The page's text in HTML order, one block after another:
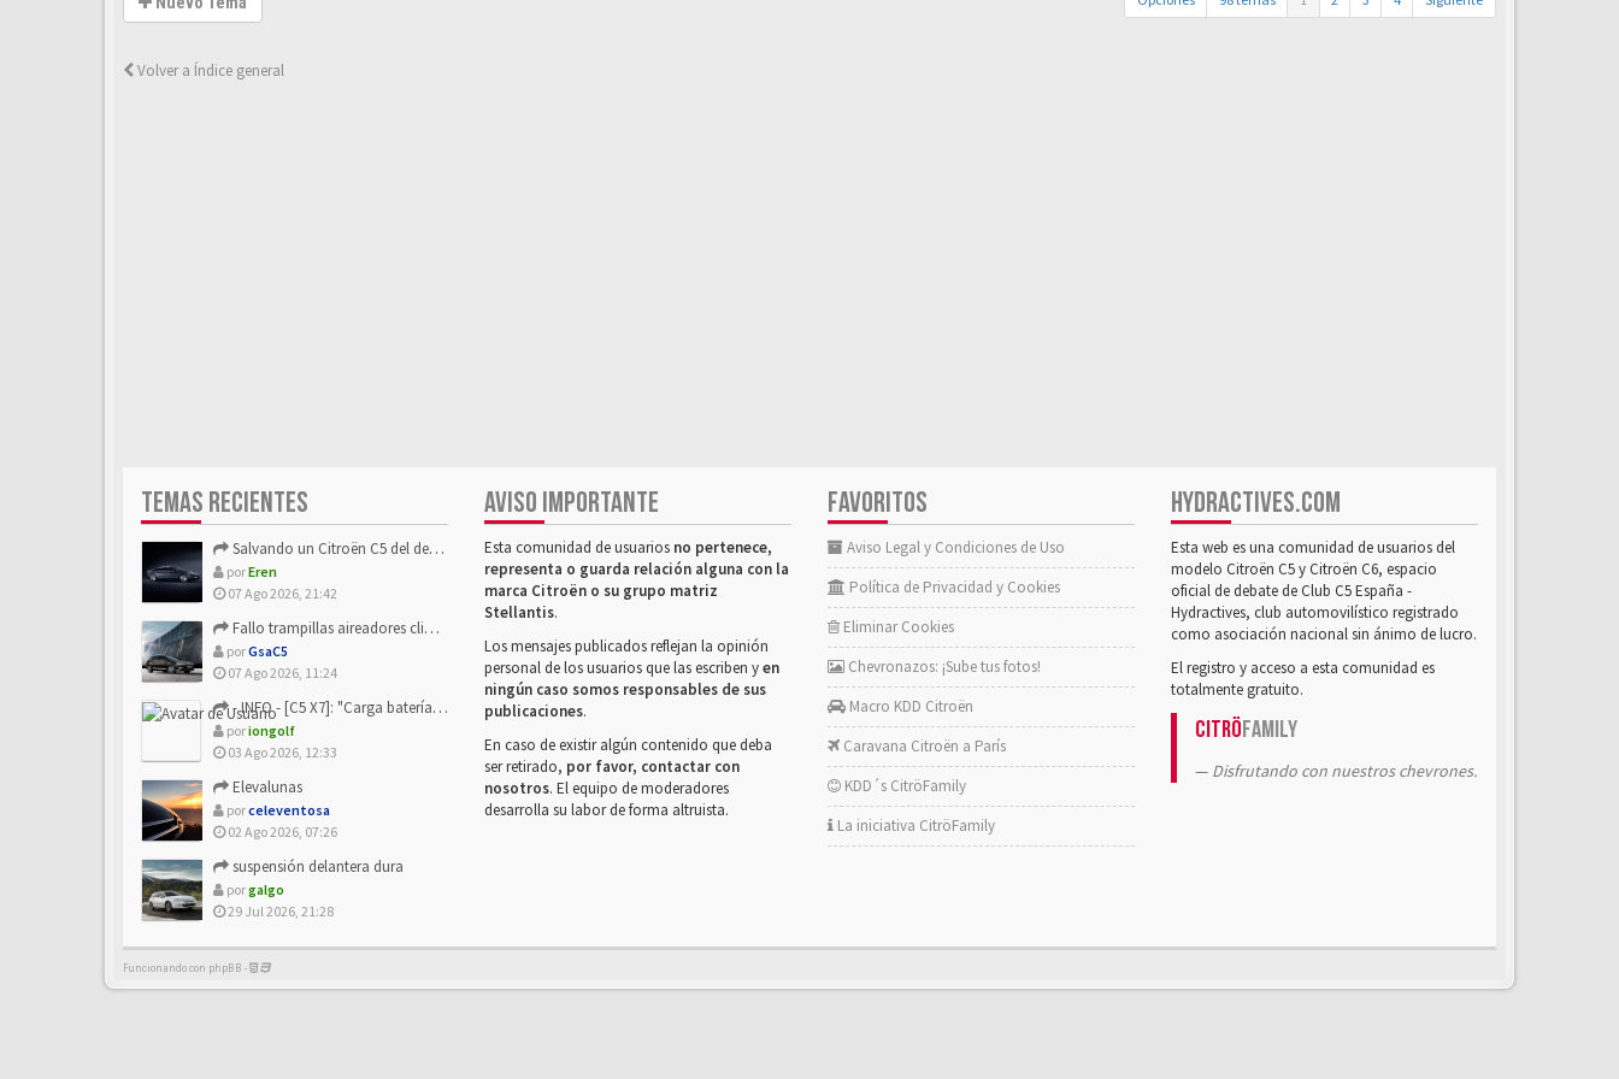
Volver a Índice general
TEMAS RECIENTES
Salvando un Citroën C5 del desguace: Presentación y seguimiento
porEren
07 Ago 2026, 21:42
Fallo trampillas aireadores climatizador
porGsaC5
07 Ago 2026, 11:24
- INFO - [C5 X7]: "Carga batería o alimentación eléctri...
poriongolf
03 Ago 2026, 12:33
Elevalunas
porceleventosa
02 Ago 2026, 07:26
suspensión delantera dura
porgalgo
29 Jul 2026, 21:28
AVISO IMPORTANTE
Esta comunidad de usuarios no pertenece,
representa o guarda relación alguna con la
marca Citroën o su grupo matriz
Stellantis.
Los mensajes publicados reflejan la opinión
personal de los usuarios que las escriben yen
ningún caso somos responsables de sus
publicaciones.
En caso de existir algún contenido que deba
ser retirado, por favor, contactar con
nosotros. El equipo de moderadores
desarrolla su labor de forma altruista.
FAVORITOS
Aviso Legal y Condiciones de Uso
Política de Privacidad y Cookies
Eliminar Cookies
Chevronazos: ¡Sube tus fotos!
Macro KDD Citroën
Caravana Citroën a París
KDD´s CitröFamily
La iniciativa CitröFamily
HYDRACTIVES.COM
Esta web es una comunidad de usuarios del
modelo Citroën C5 y Citroën C6, espacio
oficial de debate de Club C5 España -
Hydractives, club automovilístico registrado
como asociación nacional sin ánimo de lucro.
El registro y acceso a esta comunidad es
totalmente gratuito.
CitröFamily
Disfrutando con nuestros chevrones.
Funcionando con phpBB -